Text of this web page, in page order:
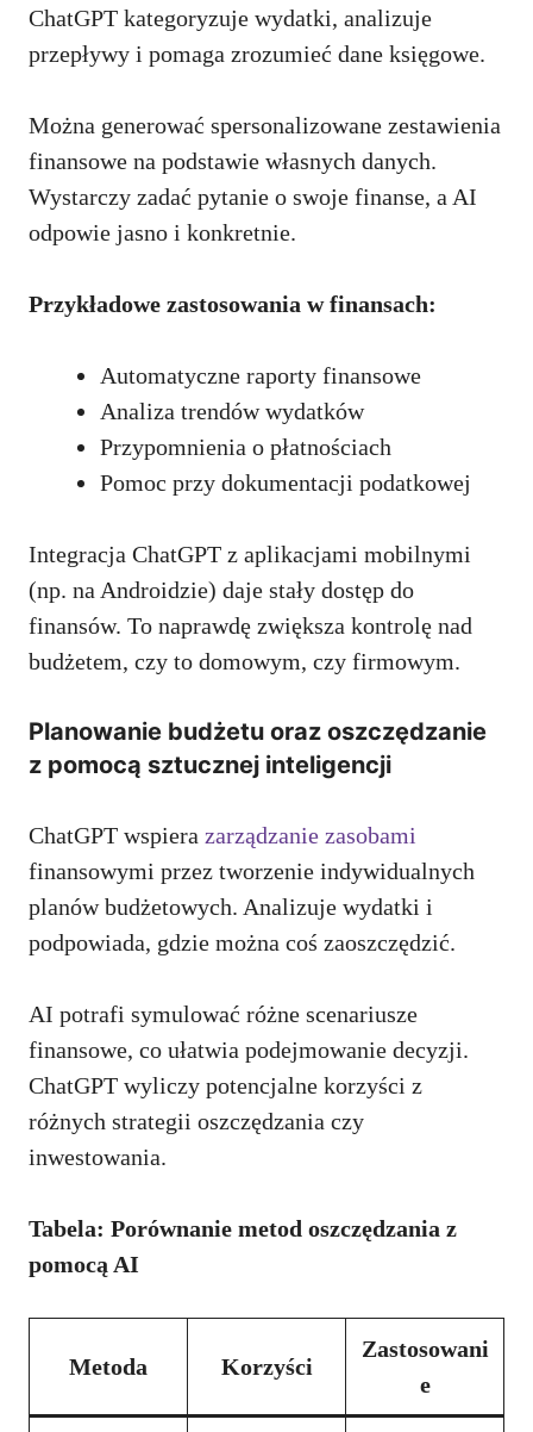
ChatGPT kategoryzuje wydatki, analizuje
przepływy i pomaga zrozumieć dane księgowe.
Można generować spersonalizowane zestawienia
finansowe na podstawie własnych danych.
Wystarczy zadać pytanie o swoje finanse, a AI
odpowie jasno i konkretnie.
Przykładowe zastosowania w finansach:
Automatyczne raporty finansowe
Analiza trendów wydatków
Przypomnienia o płatnościach
Pomoc przy dokumentacji podatkowej
Integracja ChatGPT z aplikacjami mobilnymi
(np. na Androidzie) daje stały dostęp do
finansów. To naprawdę zwiększa kontrolę nad
budżetem, czy to domowym, czy firmowym.
Planowanie budżetu oraz oszczędzanie
z pomocą sztucznej inteligencji
ChatGPT wspiera zarządzanie zasobami
finansowymi przez tworzenie indywidualnych
planów budżetowych. Analizuje wydatki i
podpowiada, gdzie można coś zaoszczędzić.
AI potrafi symulować różne scenariusze
finansowe, co ułatwia podejmowanie decyzji.
ChatGPT wyliczy potencjalne korzyści z
różnych strategii oszczędzania czy
inwestowania.
Tabela: Porównanie metod oszczędzania z
pomocą AI
Metoda Korzyści
Zastosowani
e